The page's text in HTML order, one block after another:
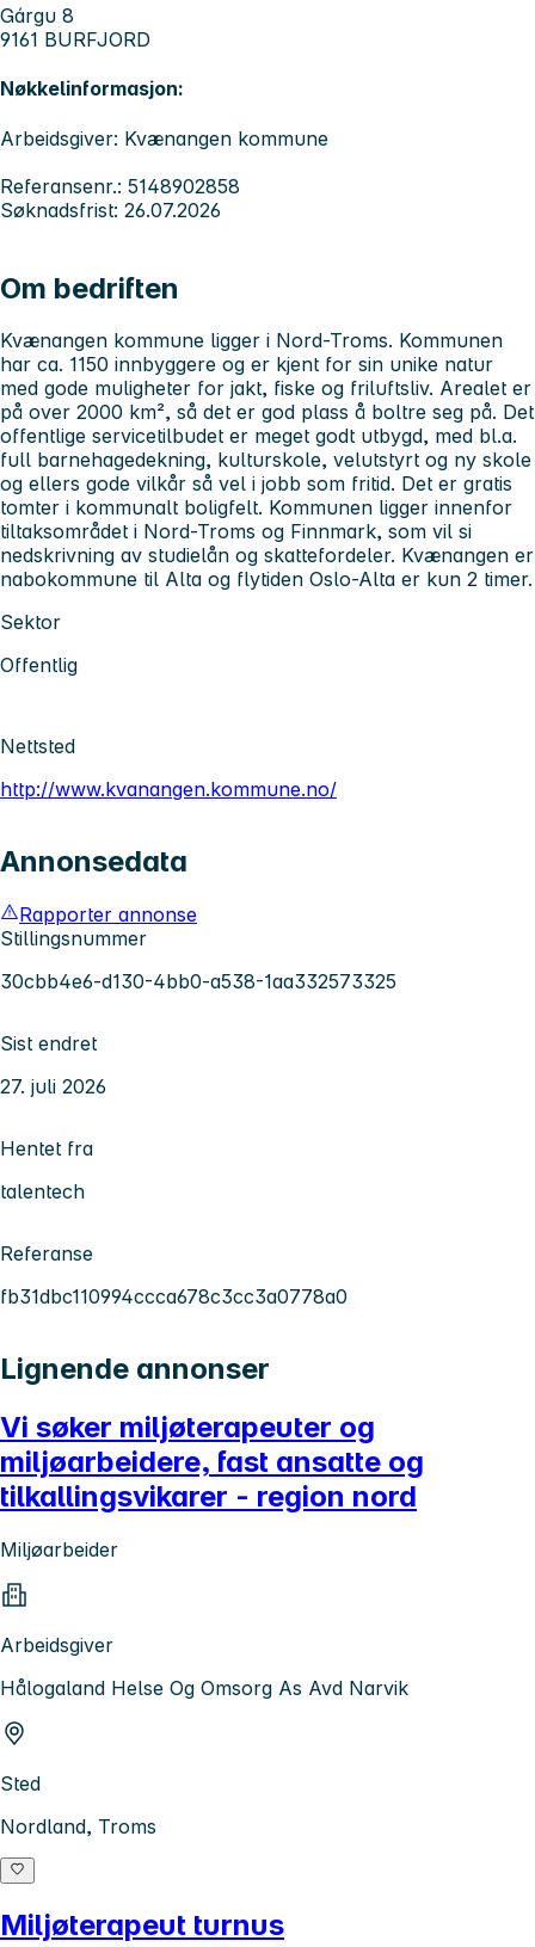
Gárgu 8
9161 BURFJORD
Nøkkelinformasjon:
Arbeidsgiver: Kvænangen kommune
Referansenr.: 5148902858
Søknadsfrist: 26.07.2026
Om bedriften
Kvænangen kommune ligger i Nord-Troms. Kommunen
har ca. 1150 innbyggere og er kjent for sin unike natur
med gode muligheter for jakt, fiske og friluftsliv. Arealet er
på over 2000 km², så det er god plass å boltre seg på. Det
offentlige servicetilbudet er meget godt utbygd, med bl.a.
full barnehagedekning, kulturskole, velutstyrt og ny skole
og ellers gode vilkår så vel i jobb som fritid. Det er gratis
tomter i kommunalt boligfelt. Kommunen ligger innenfor
tiltaksområdet i Nord-Troms og Finnmark, som vil si
nedskrivning av studielån og skattefordeler. Kvænangen er
nabokommune til Alta og flytiden Oslo-Alta er kun 2 timer.
Sektor
Offentlig
Nettsted
http://www.kvanangen.kommune.no/
Annonsedata
Rapporter annonse
Stillingsnummer
30cbb4e6-d130-4bb0-a538-1aa332573325
Sist endret
27. juli 2026
Hentet fra
talentech
Referanse
fb31dbc110994ccca678c3cc3a0778a0
Lignende annonser
Vi søker miljøterapeuter og
miljøarbeidere, fast ansatte og
tilkallingsvikarer - region nord
Miljøarbeider
Arbeidsgiver
Hålogaland Helse Og Omsorg As Avd Narvik
Sted
Nordland, Troms
Miljøterapeut turnus